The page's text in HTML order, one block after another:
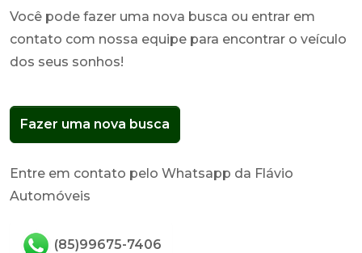
Você pode fazer uma nova busca ou entrar em
contato com nossa equipe para encontrar o veículo
dos seus sonhos!
Fazer uma nova busca
Entre em contato pelo Whatsapp da Flávio
Automóveis
(85)99675-7406